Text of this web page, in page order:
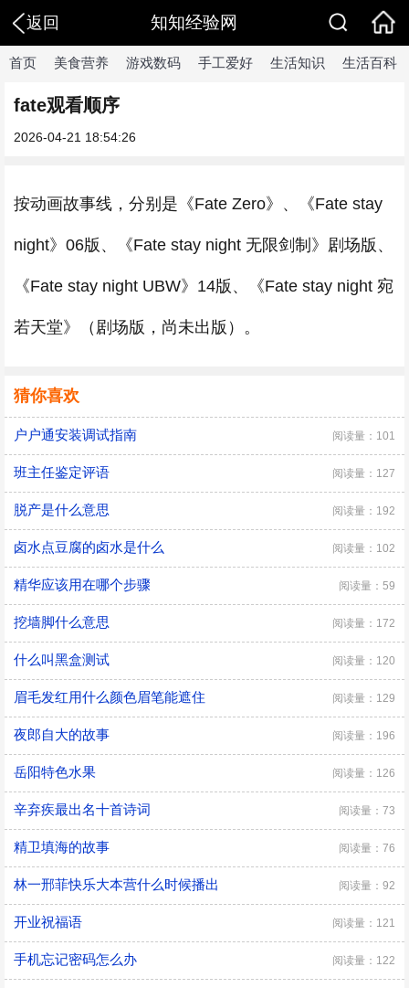
返回 知知经验网
首页 美食营养 游戏数码 手工爱好 生活知识 生活百科
fate观看顺序
2026-04-21 18:54:26
按动画故事线，分别是《Fate Zero》、《Fate stay
night》06版、《Fate stay night 无限剑制》剧场版、
《Fate stay night UBW》14版、《Fate stay night 宛
若天堂》（剧场版，尚未出版）。
猜你喜欢
户户通安装调试指南 阅读量：101
班主任鉴定评语 阅读量：127
脱产是什么意思 阅读量：192
卤水点豆腐的卤水是什么 阅读量：102
精华应该用在哪个步骤 阅读量：59
挖墙脚什么意思 阅读量：172
什么叫黑盒测试 阅读量：120
眉毛发红用什么颜色眉笔能遮住 阅读量：129
夜郎自大的故事 阅读量：196
岳阳特色水果 阅读量：126
辛弃疾最出名十首诗词 阅读量：73
精卫填海的故事 阅读量：76
林一邢菲快乐大本营什么时候播出 阅读量：92
开业祝福语 阅读量：121
手机忘记密码怎么办 阅读量：122